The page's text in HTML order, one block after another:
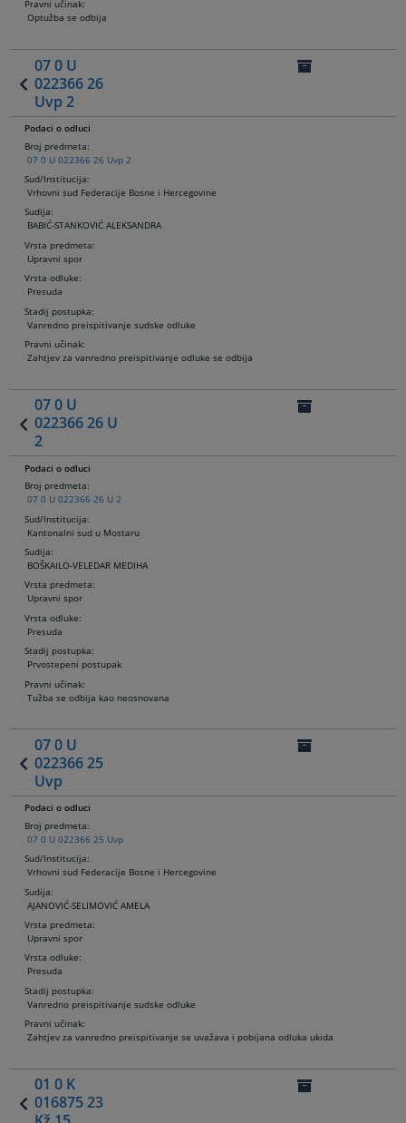
Pravni učinak:
Optužba se odbija
07 0 U
022366 26
Uvp 2
Podaci o odluci
Broj predmeta:
07 0 U 022366 26 Uvp 2
Sud/Institucija:
Vrhovni sud Federacije Bosne i Hercegovine
Sudija:
BABIĆ-STANKOVIĆ ALEKSANDRA
Vrsta predmeta:
Upravni spor
Vrsta odluke:
Presuda
Stadij postupka:
Vanredno preispitivanje sudske odluke
Pravni učinak:
Zahtjev za vanredno preispitivanje odluke se odbija
07 0 U
022366 26 U
2
Podaci o odluci
Broj predmeta:
07 0 U 022366 26 U 2
Sud/Institucija:
Kantonalni sud u Mostaru
Sudija:
BOŠKAILO-VELEDAR MEDIHA
Vrsta predmeta:
Upravni spor
Vrsta odluke:
Presuda
Stadij postupka:
Prvostepeni postupak
Pravni učinak:
Tužba se odbija kao neosnovana
07 0 U
022366 25
Uvp
Podaci o odluci
Broj predmeta:
07 0 U 022366 25 Uvp
Sud/Institucija:
Vrhovni sud Federacije Bosne i Hercegovine
Sudija:
AJANOVIĆ-SELIMOVIĆ AMELA
Vrsta predmeta:
Upravni spor
Vrsta odluke:
Presuda
Stadij postupka:
Vanredno preispitivanje sudske odluke
Pravni učinak:
Zahtjev za vanredno preispitivanje se uvažava i pobijana odluka ukida
01 0 K
016875 23